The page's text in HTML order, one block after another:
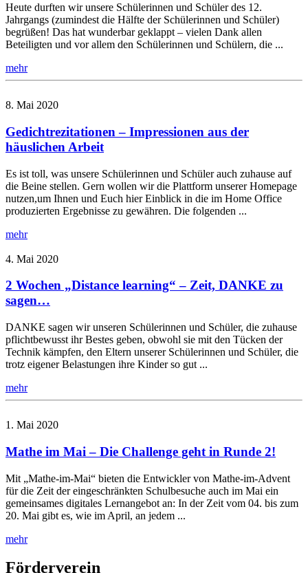
Heute durften wir unsere Schülerinnen und Schüler des 12.
Jahrgangs (zumindest die Hälfte der Schülerinnen und Schüler)
begrüßen! Das hat wunderbar geklappt – vielen Dank allen
Beteiligten und vor allem den Schülerinnen und Schülern, die ...
mehr
8. Mai 2020
Gedichtrezitationen – Impressionen aus der
häuslichen Arbeit
Es ist toll, was unsere Schülerinnen und Schüler auch zuhause auf
die Beine stellen. Gern wollen wir die Plattform unserer Homepage
nutzen,um Ihnen und Euch hier Einblick in die im Home Office
produzierten Ergebnisse zu gewähren. Die folgenden ...
mehr
4. Mai 2020
2 Wochen „Distance learning“ – Zeit, DANKE zu
sagen…
DANKE sagen wir unseren Schülerinnen und Schüler, die zuhause
pflichtbewusst ihr Bestes geben, obwohl sie mit den Tücken der
Technik kämpfen, den Eltern unserer Schülerinnen und Schüler, die
trotz eigener Belastungen ihre Kinder so gut ...
mehr
1. Mai 2020
Mathe im Mai – Die Challenge geht in Runde 2!
Mit „Mathe-im-Mai“ bieten die Entwickler von Mathe-im-Advent
für die Zeit der eingeschränkten Schulbesuche auch im Mai ein
gemeinsames digitales Lernangebot an: In der Zeit vom 04. bis zum
20. Mai gibt es, wie im April, an jedem ...
mehr
Förderverein